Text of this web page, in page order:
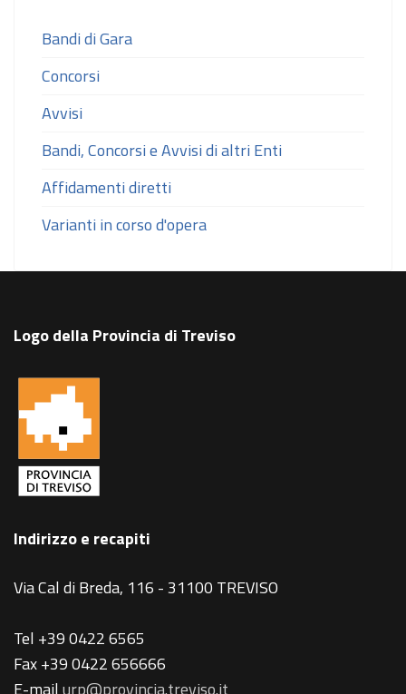
Bandi di Gara
Concorsi
Avvisi
Bandi, Concorsi e Avvisi di altri Enti
Affidamenti diretti
Varianti in corso d'opera
Logo della Provincia di Treviso
Indirizzo e recapiti
Via Cal di Breda, 116 - 31100 TREVISO
Tel +39 0422 6565
Fax +39 0422 656666
E-mailurp@provincia.treviso.it